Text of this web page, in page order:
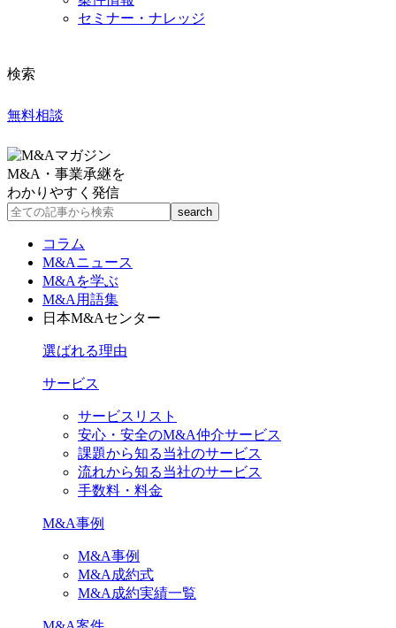
セミナー・ナレッジ
検索
無料相談
M&A・事業承継を
わかりやすく発信
コラム
M&Aニュース
M&Aを学ぶ
M&A用語集
日本M&Aセンター
選ばれる理由
サービス
サービスリスト
安心・安全のM&A仲介サービス
課題から知る当社のサービス
流れから知る当社のサービス
手数料・料金
M&A事例
M&A事例
M&A成約式
M&A成約実績一覧